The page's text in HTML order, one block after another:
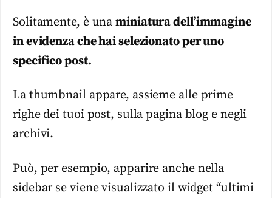
Solitamente, è unaminiatura dell’immagine
in evidenza che hai selezionato per uno
specifico post.
La thumbnail appare, assieme alle prime
righe dei tuoi post, sulla pagina blog e negli
archivi.
Può, per esempio, apparire anche nella
sidebar se viene visualizzato il widget “ultimi